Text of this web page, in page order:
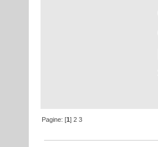
Pagine: [1]2 3